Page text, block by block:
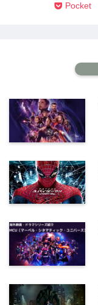
Pocket